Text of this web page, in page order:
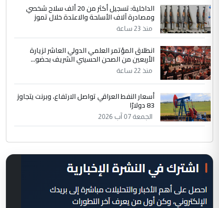
الداخلية: تسجيل أكثر من 20 ألف سلاح شخصي
ومصادرة آلاف الأسلحة والاعتدة خلال تموز
منذ 23 ساعة
انطلاق المؤتمر العلمي الدولي العاشر لزيارة
الأربعين من الصحن الحسيني الشريف بحضو...
منذ 22 ساعة
أسعار النفط العراقي تواصل الارتفاع، وبرنت يتجاوز
83 دولارًا
الجمعة 07 آب 2026